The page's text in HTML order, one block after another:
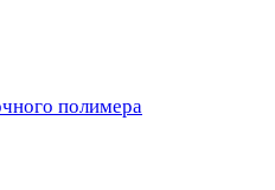
полимера